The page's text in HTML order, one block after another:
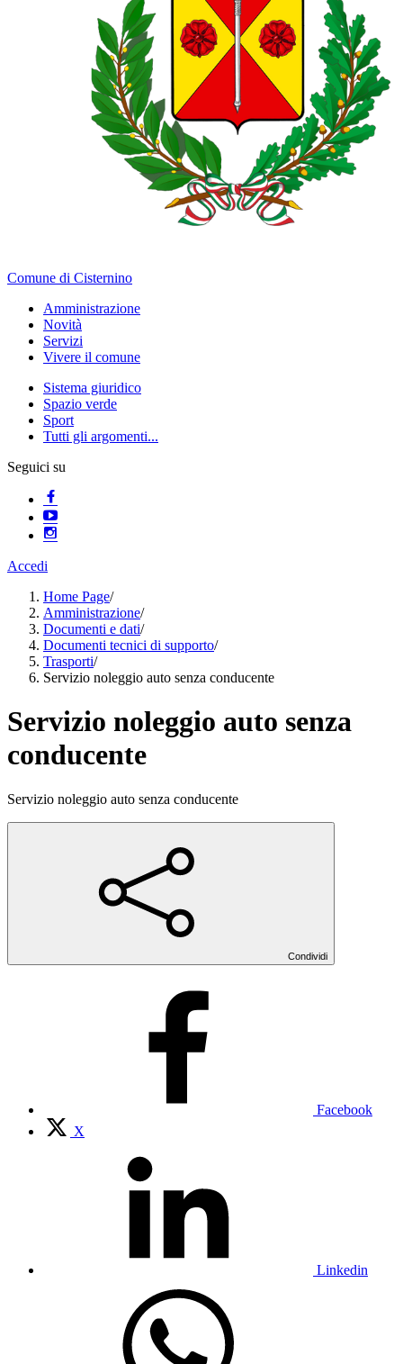
Comune di Cisternino
Amministrazione
Novità
Servizi
Vivere il comune
Sistema giuridico
Spazio verde
Sport
Tutti gli argomenti...
Seguici su
Accedi
Home Page/
Amministrazione/
Documenti e dati/
Documenti tecnici di supporto/
Trasporti/
Servizio noleggio auto senza conducente
Servizio noleggio auto senza
conducente
Servizio noleggio auto senza conducente
Condividi
Facebook
X
Linkedin